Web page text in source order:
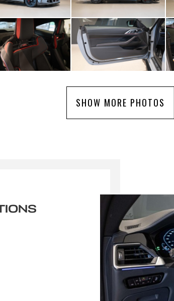
SHOW MORE PHOTOS